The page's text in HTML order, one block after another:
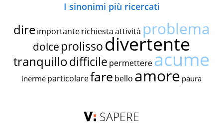
I sinonimi più ricercati
dire importante richiestaattività problema
dolce prolissodivertente
tranquillodifficile permettereacume
inerme particolarefare bello amore paura
SAPERE